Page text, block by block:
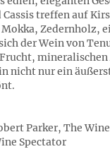
treffen auf
Zedernholz,
der Wein von
nicht nur ein
Parker, The
Spectator